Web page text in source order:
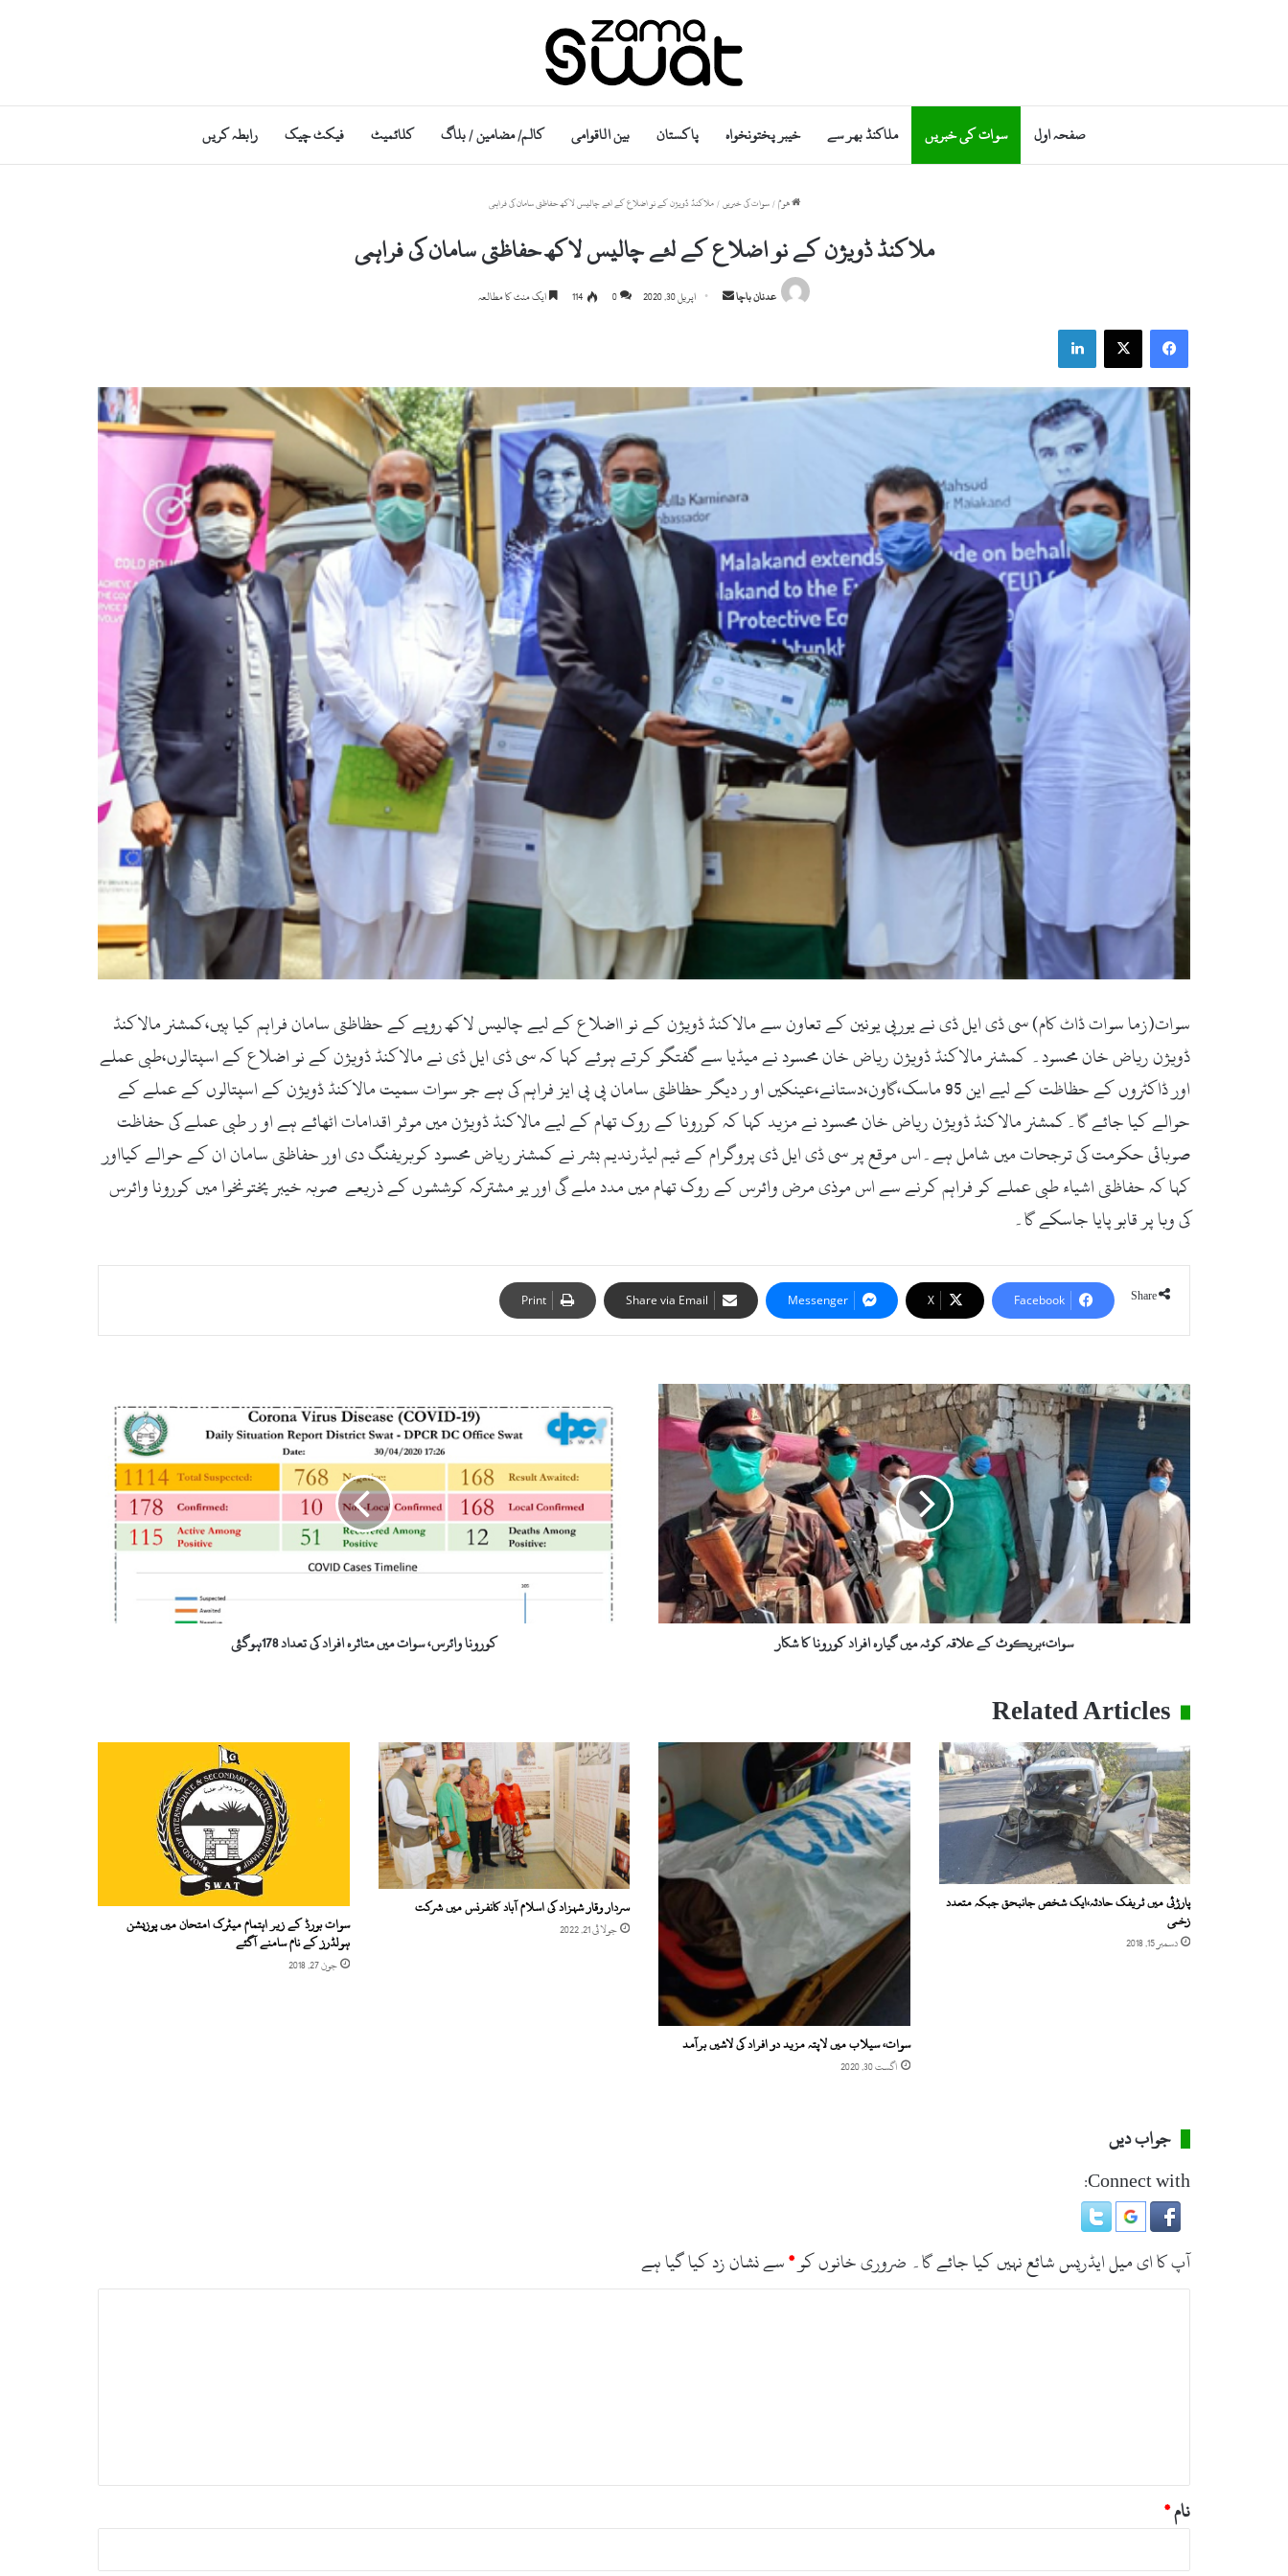
صفحہ اول سوات کی خبریں ملاکنڈ بھر سے خیبر پختونخواہ پاکستان بین الاقوامی کالم/ مضامین / بلاگ کلائمیٹ فیکٹ چیک رابطہ کریں
ھوم / سوات کی خبریں / ملاکنڈ ڈویژن کے نو اضلاع کے لئے چالیس لاکھ حفاظتی سامان کی فراہمی
ملاکنڈ ڈویژن کے نو اضلاع کے لئے چالیس لاکھ حفاظتی سامان کی فراہمی
عدنان باچا
Send اپریل 30, 2020 0
114 ایک منٹ کا مطالعہ
Facebook
X
LinkedIn
سوات(زما سوات ڈاٹ کام) سی ڈی ایل ڈی نے یورپی یونین کے تعاون سے مالاکنڈ ڈویژن کے نو ااضلاع کے لیے چالیس لاکھ روپے کے حظاظتی سامان فراہم کیا ہیں،کمشنر مالاکنڈ
ڈویژن ریاض خان محسود۔ کمشنر مالاکنڈ ڈویژن ریاض خان محسود نے میڈیا سے گفتگو کرتے ہوئے کہا کہ سی ڈی ایل ڈی نے مالاکنڈ ڈویژن کے نو اضلاع کے اسپتالوں،طبی عملے
اور ڈاکٹروں کے حظاظت کے لیے این 95 ماسک،گاون،دستانے،عینکیں او ر دیگر حظاظتی سامان پی پی ایز فراہم کی ہے جو سوات سمیت مالاکنڈ ڈویژن کے اسپتالوں کے عملے کے
حوالے کیا جائے گا۔کمشنر مالاکنڈ ڈویژن ریاض خان محسود نے مزید کہا کہ کورونا کے روک تھام کے لیے مالاکنڈ ڈویژن میں موثر اقدامات اٹھائے ہے او ر طبی عملے کی حفاظت
صوبائی حکومت کی ترجحات میں شامل ہے۔اس موقع پر سی ڈی ایل ڈی پروگرام کے ٹیم لیڈرندیم بشر نے کمشنر ریاض محسود کوبریفنگ دی اور حفاظتی سامان ان کے حوالے کیااور
کہا کہ حفاظتی اشیاء طبی عملے کو فراہم کرنے سے اس موذی مرض وائرس کے روک تھام میں مدد ملے گی اور یو مشترکہ کوششوں کے ذریعے صوبہ خیبر پختونخوا میں کورونا وائرس
کی وبا پر قابو پایا جاسکے گا۔
Share
Facebook
X
Messenger
Share via Email
Print
سوات،بریکوٹ
کے
کوٹہ
میں
گیارہ
افراد
کورونا
کا
شکار
سوات،بریکوٹ کے علاقہ کوٹہ میں گیارہ افراد کورونا کا شکار
وائرس،
سوات
میں
متاثرہ
افراد
تعداد
178ہوگئی
کورونا وائرس، سوات میں متاثرہ افراد کی تعداد 178ہوگئی
Related Articles
پارڑئی میں ٹریفک حادثہ،ایک شخص جانبحق جبکہ متعدد
زخمی
دسمبر 15, 2018
سوات، سیلاب میں لاپتہ مزید دو افراد کی لاشیں برآمد
اگست 30, 2020
سردار وقار شہزاد کی اسلام آباد کانفرنس میں شرکت
جولائی 21, 2022 سوات بورڈ کے زیر اہتمام میٹرک امتحان میں پوزیشن
ہولڈرز کے نام سامنے آگئے
جون 27, 2018
جواب دیں
Connect with:
آپ کا ای میل ایڈریس شائع نہیں کیا جائے گا۔ ضروری خانوں کو*سے نشان زد کیا گیا ہے
نام*